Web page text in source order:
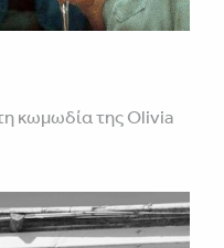
κωμωδία της Olivia